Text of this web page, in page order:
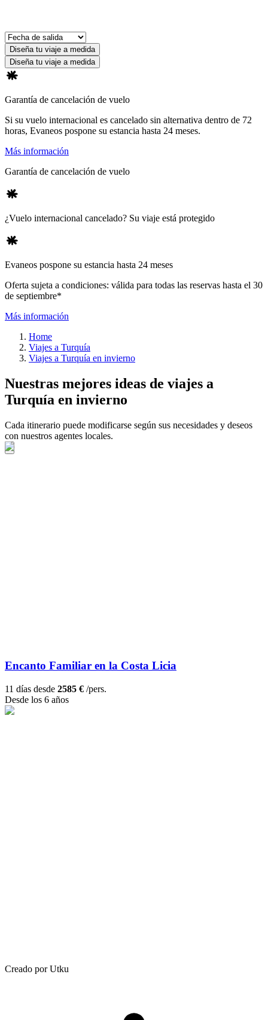
Diseña tu viaje a medida
Diseña tu viaje a medida
Garantía de cancelación de vuelo
Si su vuelo internacional es cancelado sin alternativa dentro de 72
horas, Evaneos pospone su estancia hasta 24 meses.
Más información
Garantía de cancelación de vuelo
¿Vuelo internacional cancelado? Su viaje está protegido
Evaneos pospone su estancia hasta 24 meses
Oferta sujeta a condiciones: válida para todas las reservas hasta el 30
de septiembre*
Más información
Home
Viajes a Turquía
Viajes a Turquía en invierno
Nuestras mejores ideas de viajes a
Turquía en invierno
Cada itinerario puede modificarse según sus necesidades y deseos
con nuestros agentes locales.
Encanto Familiar en la Costa Licia
11 días desde 2585 € /pers.
Desde los 6 años
Creado por Utku